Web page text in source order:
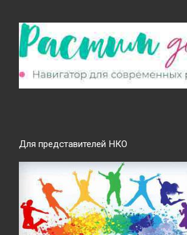
Для представителей НКО